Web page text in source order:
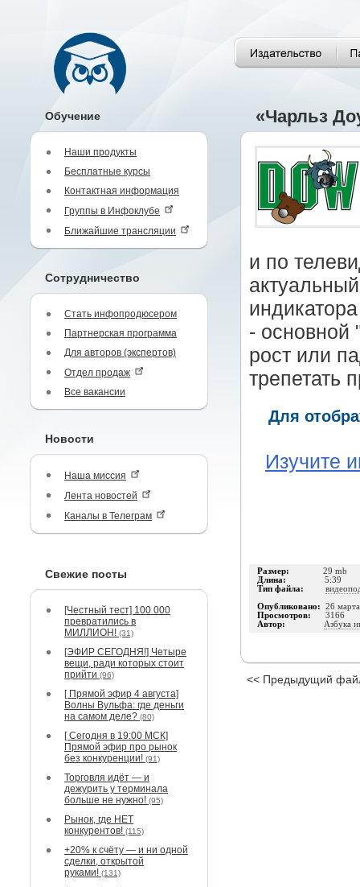
Обучение
Наши продукты
Бесплатные курсы
Контактная информация
Группы в Инфоклубе
Ближайшие трансляции
Сотрудничество
Стать инфопродюсером
Партнерская программа
Для авторов (экспертов)
Отдел продаж
Все вакансии
Новости
Наша миссия
Лента новостей
Каналы в Телеграм
Свежие посты
[Честный тест] 100 000
превратились в
МИЛЛИОН! (31)
[ЭФИР СЕГОДНЯ!] Четыре
вещи, ради которых стоит
прийти (96)
[ Прямой эфир 4 августа]
Волны Вульфа: где деньги
на самом деле? (80)
[ Сегодня в 19:00 МСК]
Прямой эфир про рынок
без конкуренции! (91)
Торговля идёт — и
дежурить у терминала
больше не нужно! (95)
Рынок, где НЕТ
конкурентов! (115)
+20% к счёту — и ни одной
сделки, открытой
руками! (131)
«Чарльз
и по
- основной
рост или
трепетать
Для
Изучите
Размер: 29 mb
Длина: 5:39
Тип файла:
Опубликовано: 26
Просмотров: 3166
Автор: Азбука
<< Предыдущий